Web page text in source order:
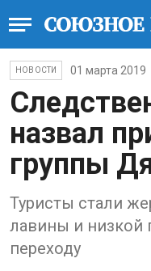
НОВОСТИ 01 марта 2019
назвал
группы
Туристы стали
лавины и низкой
переходу